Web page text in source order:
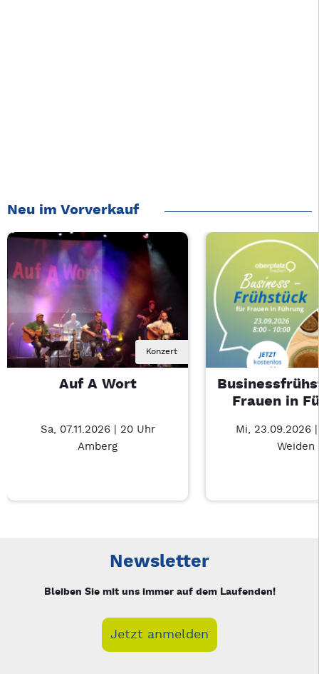
Neu im Vorverkauf
Konzert
Auf A Wort
Sa, 07.11.2026 | 20 Uhr
Amberg
Frauen in
Mi, 23.09.2026
Weiden
Newsletter
Bleiben Sie mit uns immer auf dem Laufenden!
Jetzt anmelden